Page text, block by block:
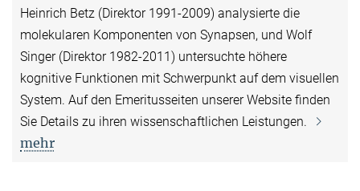
Heinrich Betz (Direktor 1991-2009) analysierte die
molekularen Komponenten von Synapsen, und Wolf
Singer (Direktor 1982-2011) untersuchte höhere
kognitive Funktionen mit Schwerpunkt auf dem visuellen
System. Auf den Emeritusseiten unserer Website finden
Sie Details zu ihren wissenschaftlichen Leistungen.
mehr